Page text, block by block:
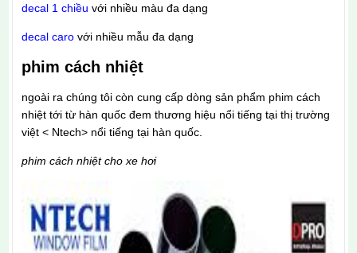
decal 1 chiều với nhiều màu đa dạng
decal carovới nhiều mẫu đa dạng
phim cách nhiệt
ngoài ra chúng tôi còn cung cấp dòng sản phẩm phim cách
nhiệt tới từ hàn quốc đem thương hiệu nổi tiếng tại thị trường
việt < Ntech> nổi tiếng tại hàn quốc.
phim cách nhiệt cho xe hơi